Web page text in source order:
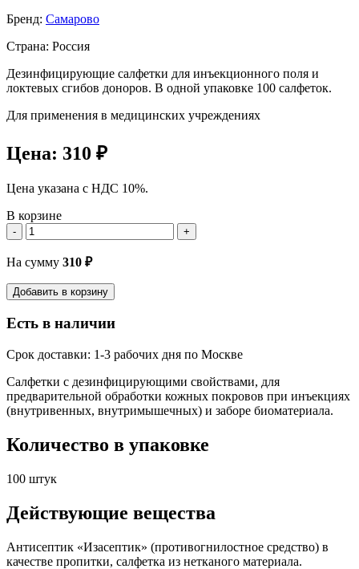
Бренд: Самарово
Страна: Россия
Дезинфицирующие салфетки для инъекционного поля и
локтевых сгибов доноров. В одной упаковке 100 салфеток.
Для применения в медицинских учреждениях
Цена: 310 ₽
Цена указана с НДС 10%.
В корзине
- +
На сумму 310 ₽
Добавить в корзину
Есть в наличии
Срок доставки: 1-3 рабочих дня по Москве
Салфетки с дезинфицирующими свойствами, для
предварительной обработки кожных покровов при инъекциях
(внутривенных, внутримышечных) и заборе биоматериала.
Количество в упаковке
100 штук
Действующие вещества
Антисептик «Изасептик» (противогнилостное средство) в
качестве пропитки, салфетка из нетканого материала.